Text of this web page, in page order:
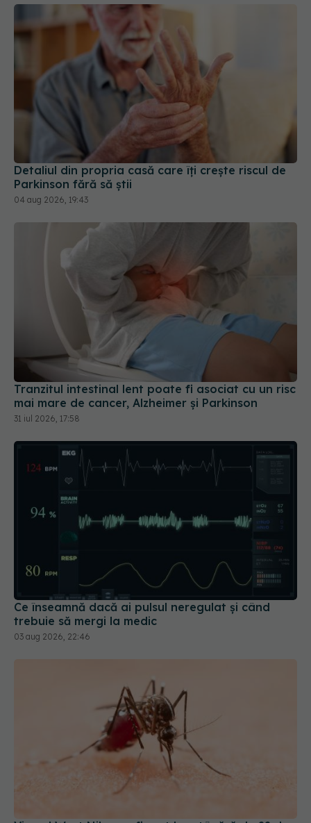
Detaliul din propria casă care îți crește riscul de
Parkinson fără să știi
04 aug 2026, 19:43
Tranzitul intestinal lent poate fi asociat cu un risc
mai mare de cancer, Alzheimer și Parkinson
31 iul 2026, 17:58
Ce înseamnă dacă ai pulsul neregulat și când
trebuie să mergi la medic
03 aug 2026, 22:46